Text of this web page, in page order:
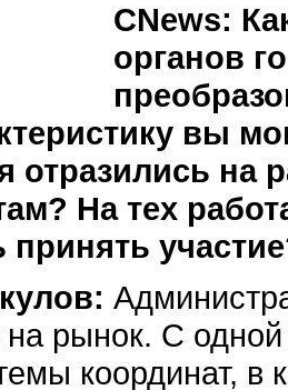
CNews:
органов
вы
отразились на
На тех
принять
на рынок. С
координат,